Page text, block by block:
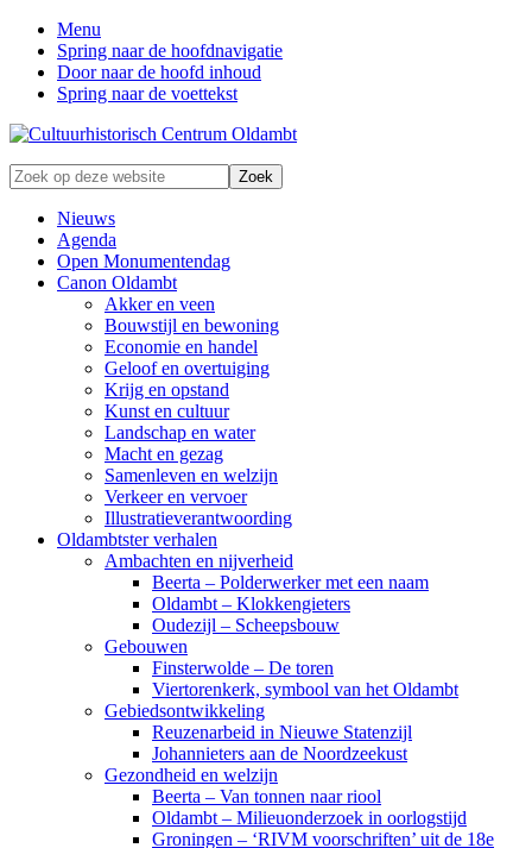
Menu
Spring naar de hoofdnavigatie
Door naar de hoofd inhoud
Spring naar de voettekst
Zonder
verleden
geen
toekomst
Zoek
op
deze
website
Nieuws
Agenda
Open Monumentendag
Canon Oldambt
Akker en veen
Bouwstijl en bewoning
Economie en handel
Geloof en overtuiging
Krijg en opstand
Kunst en cultuur
Landschap en water
Macht en gezag
Samenleven en welzijn
Verkeer en vervoer
Illustratieverantwoording
Oldambtster verhalen
Ambachten en nijverheid
Beerta – Polderwerker met een naam
Oldambt – Klokkengieters
Oudezijl – Scheepsbouw
Gebouwen
Finsterwolde – De toren
Viertorenkerk, symbool van het Oldambt
Gebiedsontwikkeling
Reuzenarbeid in Nieuwe Statenzijl
Johannieters aan de Noordzeekust
Gezondheid en welzijn
Beerta – Van tonnen naar riool
Oldambt – Milieuonderzoek in oorlogstijd
Groningen – ‘RIVM voorschriften’ uit de 18e